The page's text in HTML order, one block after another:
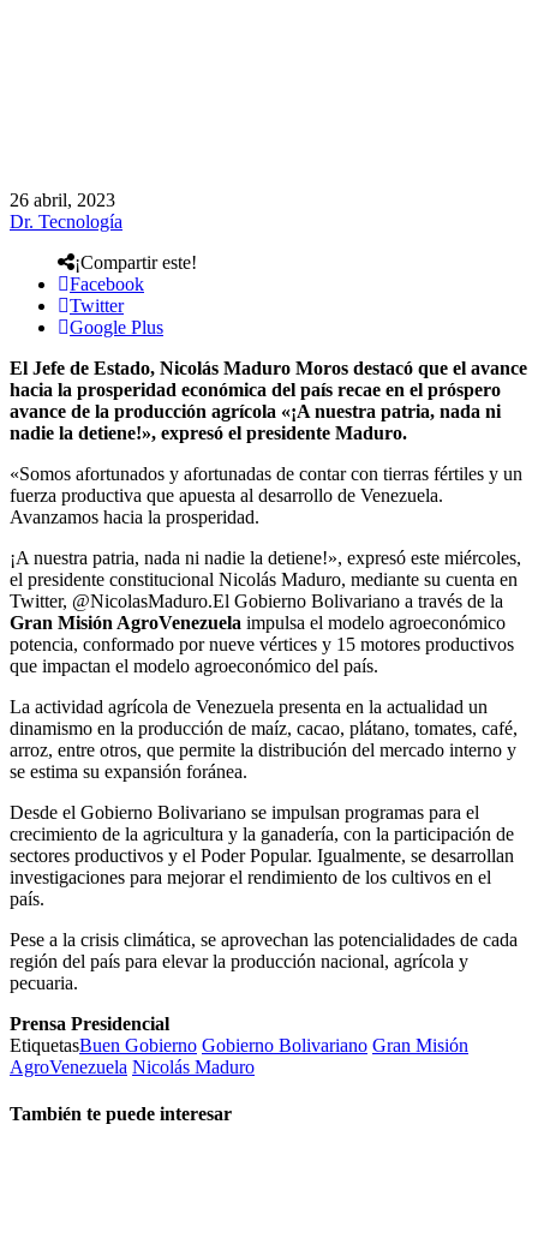
26 abril, 2023
Dr. Tecnología
¡Compartir este!
Facebook
Twitter
Google Plus
El Jefe de Estado, Nicolás Maduro Moros destacó que el avance
hacia la prosperidad económica del país recae en el próspero
avance de la producción agrícola «¡A nuestra patria, nada ni
nadie la detiene!», expresó el presidente Maduro.
«Somos afortunados y afortunadas de contar con tierras fértiles y un
fuerza productiva que apuesta al desarrollo de Venezuela.
Avanzamos hacia la prosperidad.
¡A nuestra patria, nada ni nadie la detiene!», expresó este miércoles,
el presidente constitucional Nicolás Maduro, mediante su cuenta en
Twitter, @NicolasMaduro.El Gobierno Bolivariano a través de la
Gran Misión AgroVenezuela impulsa el modelo agroeconómico
potencia, conformado por nueve vértices y 15 motores productivos
que impactan el modelo agroeconómico del país.
La actividad agrícola de Venezuela presenta en la actualidad un
dinamismo en la producción de maíz, cacao, plátano, tomates, café,
arroz, entre otros, que permite la distribución del mercado interno y
se estima su expansión foránea.
Desde el Gobierno Bolivariano se impulsan programas para el
crecimiento de la agricultura y la ganadería, con la participación de
sectores productivos y el Poder Popular. Igualmente, se desarrollan
investigaciones para mejorar el rendimiento de los cultivos en el
país.
Pese a la crisis climática, se aprovechan las potencialidades de cada
región del país para elevar la producción nacional, agrícola y
pecuaria.
Prensa Presidencial
EtiquetasBuen Gobierno Gobierno Bolivariano Gran Misión
AgroVenezuela Nicolás Maduro
También te puede interesar